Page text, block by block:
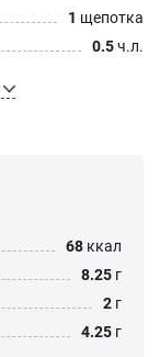
1 щепотка
0.5ч.л.
68 ккал
8.25 г
2 г
4.25 г